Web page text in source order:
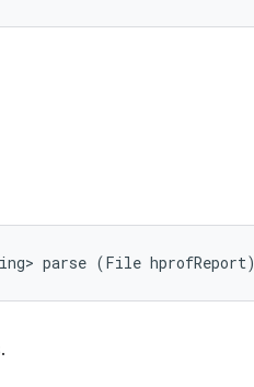
parse (File hprofReport)